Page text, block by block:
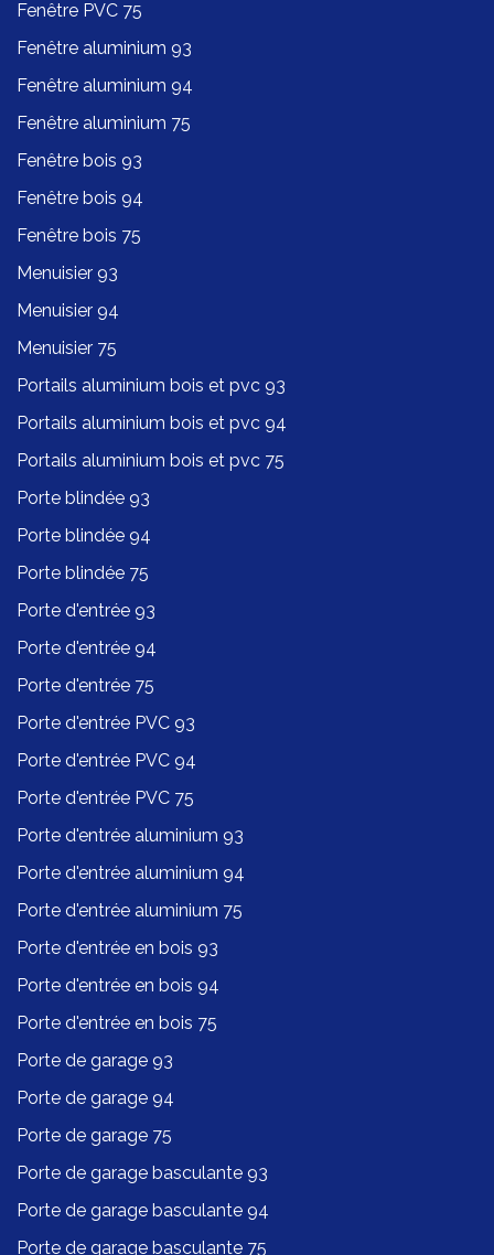
Fenêtre PVC 75
Fenêtre aluminium 93
Fenêtre aluminium 94
Fenêtre aluminium 75
Fenêtre bois 93
Fenêtre bois 94
Fenêtre bois 75
Menuisier 93
Menuisier 94
Menuisier 75
Portails aluminium bois et pvc 93
Portails aluminium bois et pvc 94
Portails aluminium bois et pvc 75
Porte blindée 93
Porte blindée 94
Porte blindée 75
Porte d'entrée 93
Porte d'entrée 94
Porte d'entrée 75
Porte d'entrée PVC 93
Porte d'entrée PVC 94
Porte d'entrée PVC 75
Porte d'entrée aluminium 93
Porte d'entrée aluminium 94
Porte d'entrée aluminium 75
Porte d'entrée en bois 93
Porte d'entrée en bois 94
Porte d'entrée en bois 75
Porte de garage 93
Porte de garage 94
Porte de garage 75
Porte de garage basculante 93
Porte de garage basculante 94
Porte de garage basculante 75